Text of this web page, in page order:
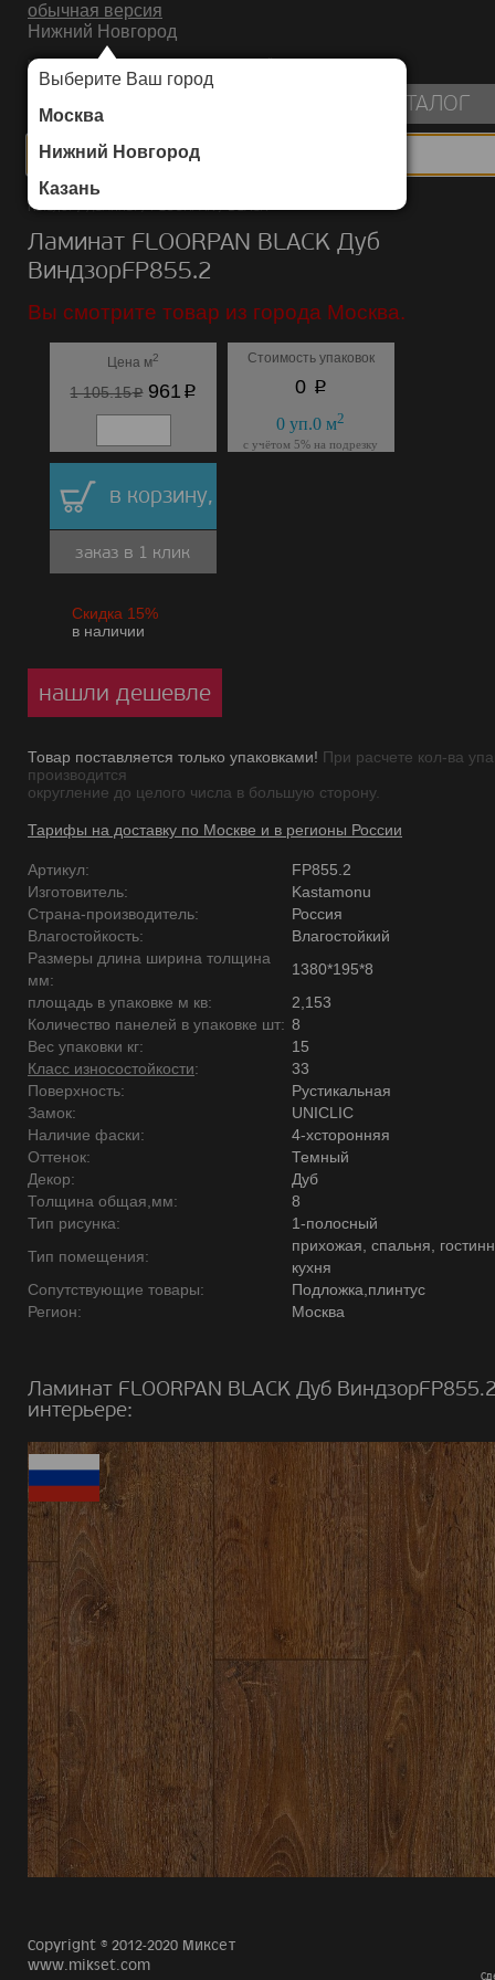
обычная версия
Нижний Новгород
Выберите Ваш город
Москва
Нижний Новгород
Казань
ИНТЕРНЕТ-МАГАЗИН НАПОЛЬНЫХ ПОКРЫТИЙ
КАТАЛОГ
Каталог/Ламинат/FLOORPAN/BLACK
Ламинат FLOORPAN BLACK Дуб
ВиндзорFP855.2
Вы смотрите товар из города Москва.
Цена м2
1 105.15p961 p
Стоимость упаковок
0 p
0 уп.0 м2
с учётом 5% на подрезку
в корзину,
заказ в 1 клик
Скидка 15%
в наличии
нашли дешевле
Товар поставляется только упаковками! При расчете кол-ва
производится
округление до целого числа в большую сторону.
Тарифы на доставку по Москве и в регионы России
Артикул:
FP855.2
Изготовитель:
Kastamonu
Страна-производитель:
Россия
Влагостойкость:
Влагостойкий
Размеры длина ширина толщина
мм:
1380*195*8
площадь в упаковке м кв:
2,153
Количество панелей в упаковке шт: 8
Вес упаковки кг:
15
Класс износостойкости:
33
Поверхность:
Рустикальная
Замок:
UNICLIC
Наличие фаски:
4-хсторонняя
Оттенок:
Темный
Декор:
Дуб
Толщина общая,мм:
8
Тип рисунка:
1-полосный
Тип помещения:
прихожая, спальня,
кухня
Сопутствующие товары:
Подложка,плинтус
Регион:
Москва
Ламинат FLOORPAN BLACK Дуб
интерьере:
Copyright © 2012-2020 Миксет
www.mikset.com